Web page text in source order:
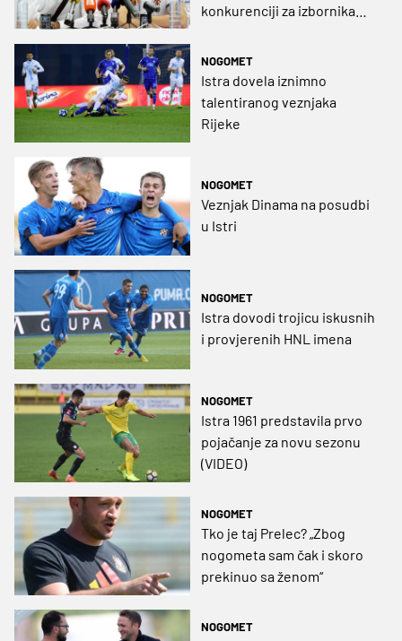
konkurenciji za izbornika
NOGOMET
Istra dovela iznimno
talentiranog veznjaka
Rijeke
NOGOMET
Veznjak Dinama na posudbi
u Istri
NOGOMET
Istra dovodi trojicu iskusnih
i provjerenih HNL imena
NOGOMET
Istra 1961 predstavila prvo
pojačanje za novu sezonu
(VIDEO)
NOGOMET
Tko je taj Prelec? „Zbog
nogometa sam čak i skoro
prekinuo sa ženom“
NOGOMET